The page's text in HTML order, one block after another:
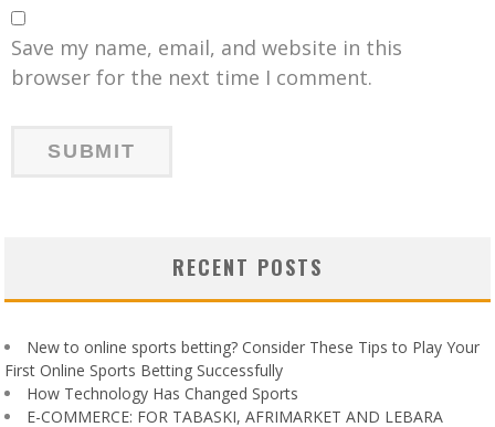
Save my name, email, and website in this
browser for the next time I comment.
RECENT POSTS
New to online sports betting? Consider These Tips to Play Your
First Online Sports Betting Successfully
How Technology Has Changed Sports
E-COMMERCE: FOR TABASKI, AFRIMARKET AND LEBARA